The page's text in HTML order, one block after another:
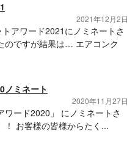
2021年12月2日
アワード2021にノミネートさ
のですが結果は… エアコンク
ノミネート
2020年11月27日
ード2020」 にノミネートさ
お客様の皆様からたく...